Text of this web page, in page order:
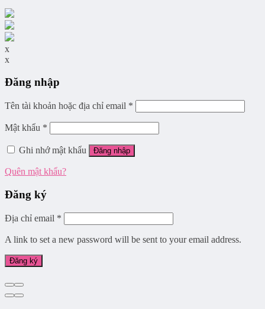
x
x
Đăng nhập
Tên tài khoản hoặc địa chỉ email *
Mật khẩu *
Ghi nhớ mật khẩu Đăng nhập
Quên mật khẩu?
Đăng ký
Địa chỉ email *
A link to set a new password will be sent to your email address.
Đăng ký